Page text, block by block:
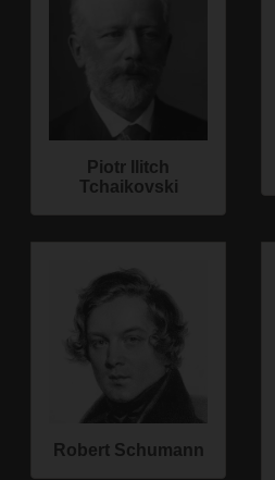
Piotr Ilitch
Tchaikovski
Robert Schumann